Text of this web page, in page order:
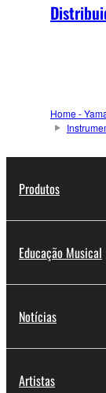
Home -
Produtos
Educação Musical
Notícias
Artistas